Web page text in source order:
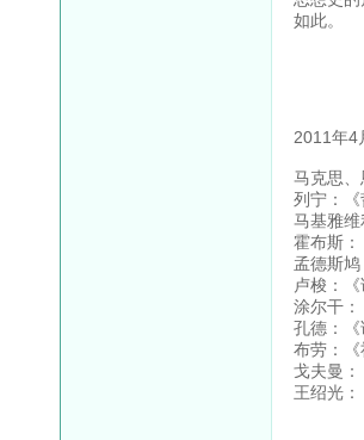
如此。
2011年4
马克思
列宁：《
马基雅维
霍布斯：
孟德斯
卢梭：
涂尔干：
孔德：《
布劳：
戈夫曼
王绍光